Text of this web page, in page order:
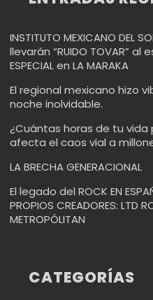
INSTITUTO MEXICANO DEL
llevarán “RUIDO TOVAR” al
ESPECIAL en LA MARAKA
El regional mexicano hizo
noche inolvidable.
¿Cuántas horas de tu vida
afecta el caos vial a
LA BRECHA GENERACIONAL
El legado del ROCK EN
PROPIOS CREADORES: LTD
METROPÓLITAN
CATEGORÍAS